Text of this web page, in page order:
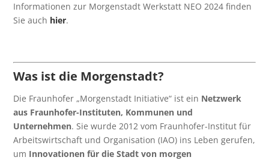
Informationen zur Morgenstadt Werkstatt NEO 2024 finden
Sie auch hier.
Was ist die Morgenstadt?
Die Fraunhofer „Morgenstadt Initiative“ ist ein Netzwerk
aus Fraunhofer-Instituten, Kommunen und
Unternehmen. Sie wurde 2012 vom Fraunhofer-Institut für
Arbeitswirtschaft und Organisation (IAO) ins Leben gerufen,
um Innovationen für die Stadt von morgen